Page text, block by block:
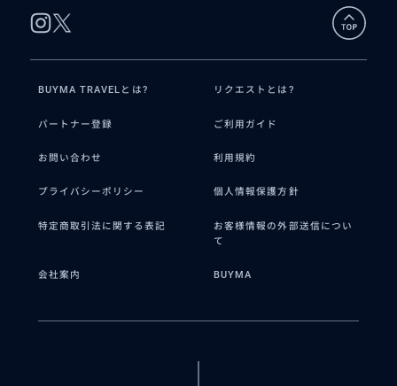
BUYMA TRAVELとは? リクエストとは?
パートナー登録 ご利用ガイド
お問い合わせ 利用規約
プライバシーポリシー 個人情報保護方針
特定商取引法に関する表記
お客様情報の外部送信につい
て
会社案内 BUYMA